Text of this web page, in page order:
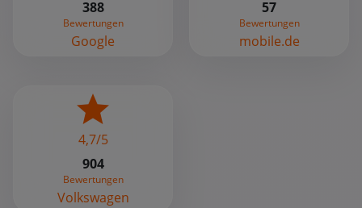
388
Bewertungen
Google
57
Bewertungen
mobile.de
4,7/5
904
Bewertungen
Volkswagen